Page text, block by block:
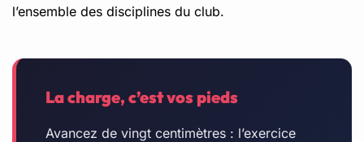
l’ensemble des disciplines du club.
La charge, c’est vos pieds
Avancez de vingt centimètres : l’exercice